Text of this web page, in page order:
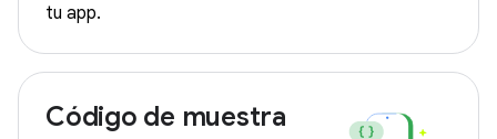
tu app.
Código de muestra